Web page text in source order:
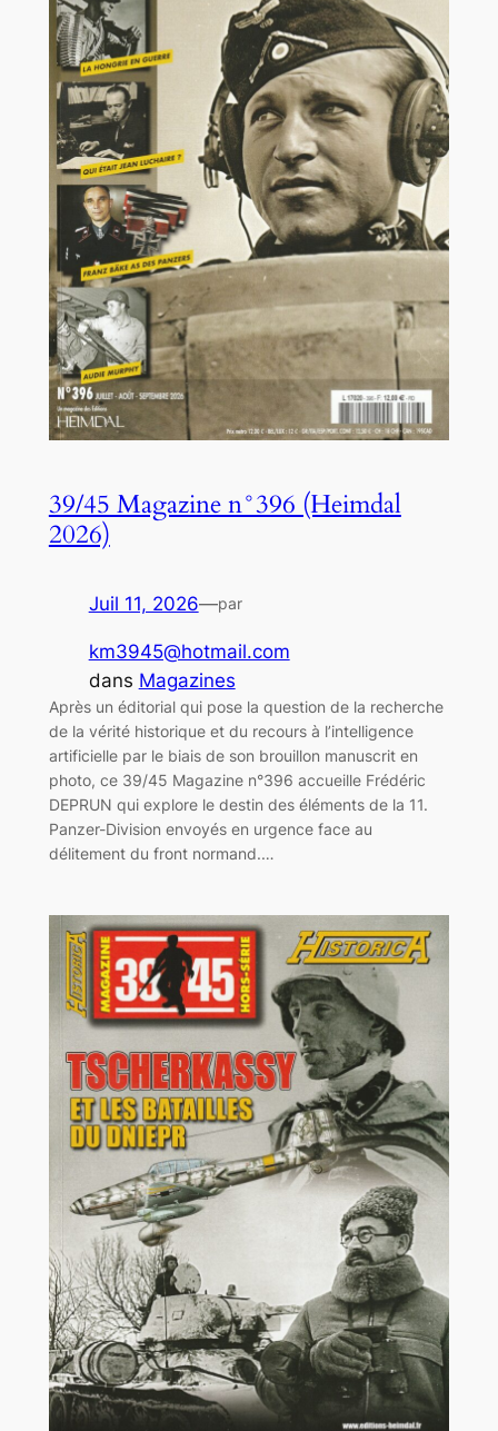
39/45 Magazine n°396 (Heimdal
2026)
Juil 11, 2026—par
km3945@hotmail.com
dans Magazines
Après un éditorial qui pose la question de la recherche
de la vérité historique et du recours à l’intelligence
artificielle par le biais de son brouillon manuscrit en
photo, ce 39/45 Magazine n°396 accueille Frédéric
DEPRUN qui explore le destin des éléments de la 11.
Panzer-Division envoyés en urgence face au
délitement du front normand.…